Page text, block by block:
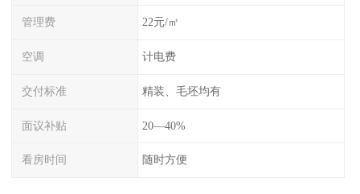
管理费 22元/㎡
空调 计电费
交付标准 精装、毛坯均有
面议补贴 20—40%
看房时间 随时方便